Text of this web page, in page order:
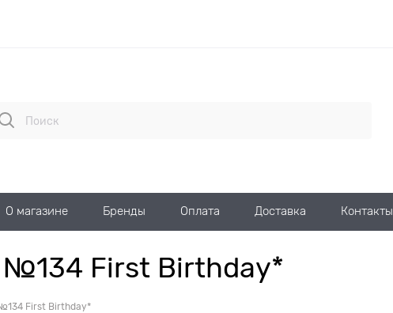
О магазине Бренды Оплата Доставка Контакты
№134 First Birthday*
First Birthday*